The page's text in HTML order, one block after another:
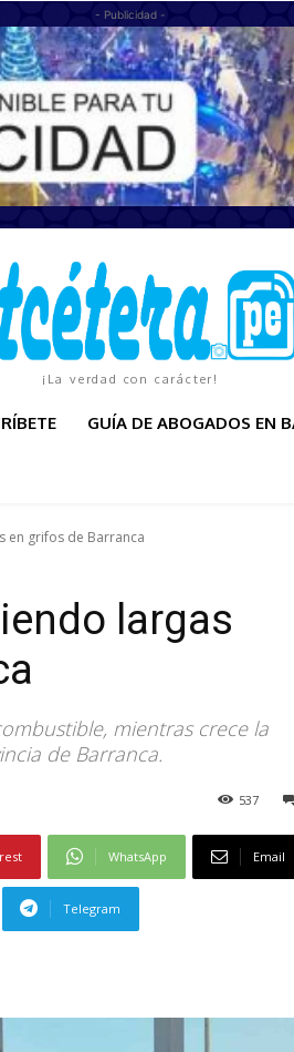
- Publicidad -
¡La verdad con carácter!
GUÍA DE ABOGADOS EN
en grifos de Barranca
largas
mientras crece la
de Barranca.
537
WhatsApp Email
Telegram